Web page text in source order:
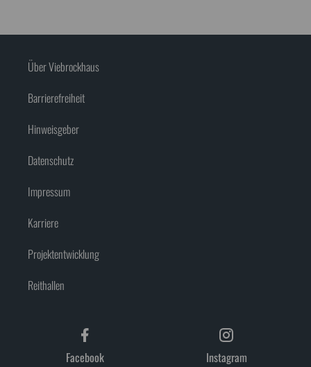
Über Viebrockhaus
Barrierefreiheit
Hinweisgeber
Datenschutz
Impressum
Karriere
Projektentwicklung
Reithallen
Facebook Instagram